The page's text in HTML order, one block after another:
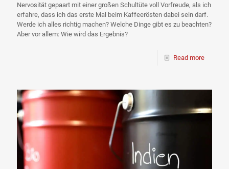
Nervosität gepaart mit einer großen Schultüte voll Vorfreude, als ich
erfahre, dass ich das erste Mal beim Kaffeerösten dabei sein darf.
Werde ich alles richtig machen? Welche Dinge gibt es zu beachten?
Aber vor allem: Wie wird das Ergebnis?
Read more